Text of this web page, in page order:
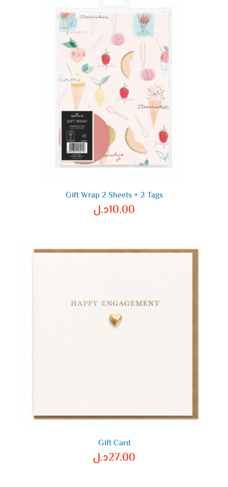
Gift Wrap 2 Sheets + 2 Tags
10.00د.ل
Gift Card
27.00د.ل